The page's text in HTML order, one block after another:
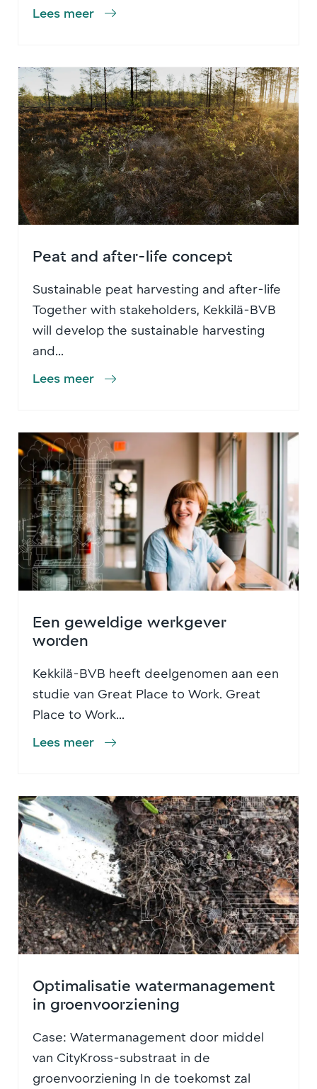
Lees meer
Peat and after-life concept
Sustainable peat harvesting and after-life
Together with stakeholders, Kekkilä-BVB
will develop the sustainable harvesting
and...
Lees meer
Een geweldige werkgever
worden
Kekkilä-BVB heeft deelgenomen aan een
studie van Great Place to Work. Great
Place to Work...
Lees meer
Optimalisatie watermanagement
in groenvoorziening
Case: Watermanagement door middel
van CityKross-substraat in de
groenvoorziening In de toekomst zal